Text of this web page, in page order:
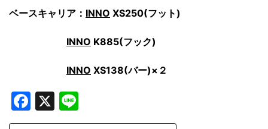
ベースキャリア： INNO XS250(フット)
INNO K885(フック)
INNO XS138(バー)×２
Facebook
X